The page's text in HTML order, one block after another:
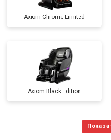
Axiom Chrome Limited
Axiom Black Edition